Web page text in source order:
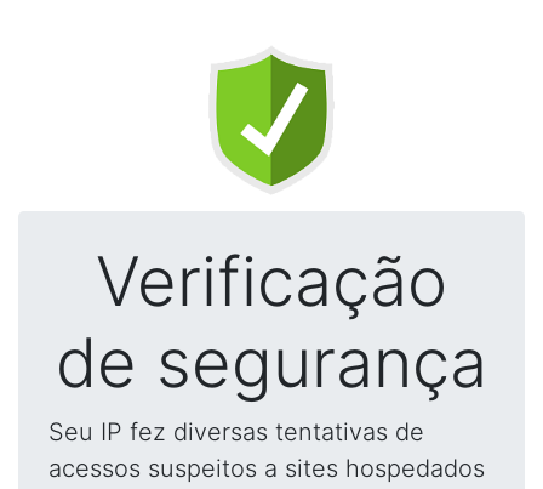
Verificação
de segurança
Seu IP fez diversas tentativas de
acessos suspeitos a sites hospedados